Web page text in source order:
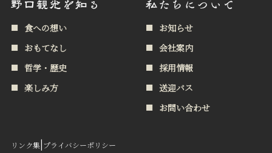
食への想い
おもてなし
哲学・歴史
楽しみ方
お知らせ
会社案内
採用情報
送迎バス
お問い合わせ
リンク集|プライバシーポリシー